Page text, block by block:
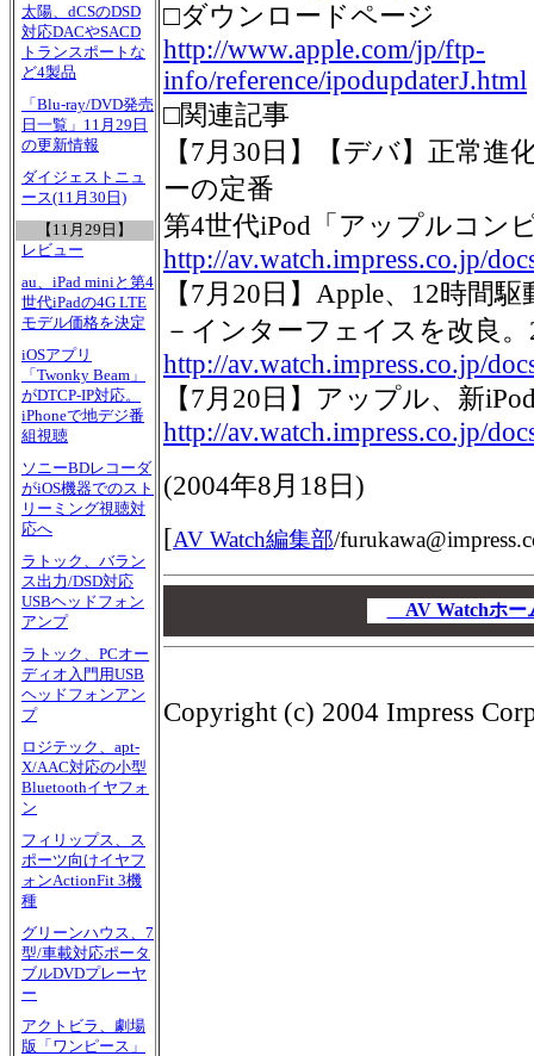
太陽、dCSのDSD
対応DACやSACD
トランスポートな
ど4製品
「Blu-ray/DVD発売
日一覧」11月29日
の更新情報
ダイジェストニュ
ース(11月30日)
【11月29日】
レビュー
au、iPad miniと第4
世代iPadの4G LTE
モデル価格を決定
iOSアプリ
「Twonky Beam」
がDTCP-IP対応。
iPhoneで地デジ番
組視聴
ソニーBDレコーダ
がiOS機器でのスト
リーミング視聴対
応へ
ラトック、バラン
ス出力/DSD対応
USBヘッドフォン
アンプ
ラトック、PCオー
ディオ入門用USB
ヘッドフォンアン
プ
ロジテック、apt-
X/AAC対応の小型
Bluetoothイヤフォ
ン
フィリップス、ス
ポーツ向けイヤフ
ォンActionFit 3機
種
グリーンハウス、7
型/車載対応ポータ
ブルDVDプレーヤ
ー
アクトビラ、劇場
版「ワンピース」
□ダウンロードページ
http://www.apple.com/jp/ftp-
info/reference/ipodupdaterJ.html
□関連記事
【7月30日】【デバ】正常
ーの定番
第4世代iPod「アップルコン
http://av.watch.impress.co.jp/
【7月20日】Apple、12時間
－インターフェイスを改良。
http://av.watch.impress.co.jp/
【7月20日】アップル、新
http://av.watch.impress.co.jp/
(2004年8月18日 )
[AV Watch編集部/
AV Watchホ
Copyright (c) 2004 Impress